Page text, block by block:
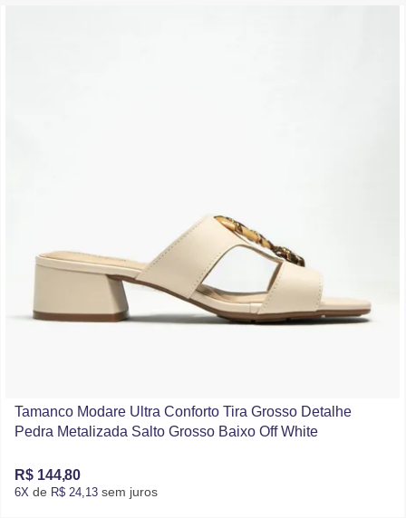
Tamanco Modare Ultra Conforto Tira Grosso Detalhe
Pedra Metalizada Salto Grosso Baixo Off White
R$ 144,80
6X de R$ 24,13 sem juros